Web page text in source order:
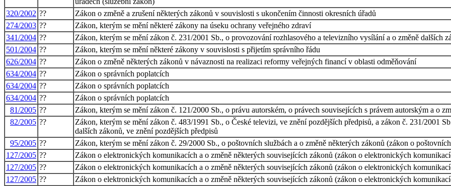
320/2002 ??
Zákon o změně a zrušení některých zákonů v souvislosti s ukončením činnosti okresních úřadů
274/2003 ??
Zákon, kterým se mění některé zákony na úseku ochrany veřejného zdraví
341/2004 ??
Zákon, kterým se mění zákon č. 231/2001 Sb., o provozování rozhlasového a televizního vysílání a o změně dalších
501/2004 ??
Zákon, kterým se mění některé zákony v souvislosti s přijetím správního řádu
626/2004 ??
Zákon o změně některých zákonů v návaznosti na realizaci reformy veřejných financí v oblasti odměňování
634/2004 ??
Zákon o správních poplatcích
634/2004 ??
Zákon o správních poplatcích
634/2004 ??
Zákon o správních poplatcích
81/2005 ??
Zákon, kterým se mění zákon č. 121/2000 Sb., o právu autorském, o právech souvisejících s právem autorským a o
82/2005 ??
Zákon, kterým se mění zákon č. 483/1991 Sb., o České televizi, ve znění pozdějších předpisů, a zákon č. 231/2001
dalších zákonů, ve znění pozdějších předpisů
95/2005 ??
Zákon, kterým se mění zákon č. 29/2000 Sb., o poštovních službách a o změně některých zákonů (zákon o
127/2005 ??
Zákon o elektronických komunikacích a o změně některých souvisejících zákonů (zákon o elektronických
127/2005 ??
Zákon o elektronických komunikacích a o změně některých souvisejících zákonů (zákon o elektronických
127/2005 ??
Zákon o elektronických komunikacích a o změně některých souvisejících zákonů (zákon o elektronických